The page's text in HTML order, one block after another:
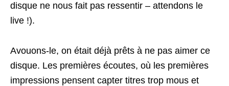
disque ne nous fait pas ressentir – attendons le
live !).
Avouons-le, on était déjà prêts à ne pas aimer ce
disque. Les premières écoutes, où les premières
impressions pensent capter titres trop mous et